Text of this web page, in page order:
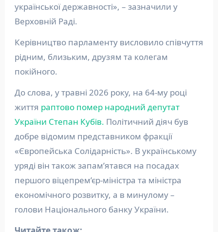
української державності», – зазначили у
Верховній Раді.
Керівництво парламенту висловило співчуття
рідним, близьким, друзям та колегам
покійного.
До слова, у травні 2026 року, на 64-му році
життя раптово помер народний депутат
України Степан Кубів. Політичний діяч був
добре відомим представником фракції
«Європейська Солідарність». В українському
уряді він також запам’ятався на посадах
першого віцепрем’єр-міністра та міністра
економічного розвитку, а в минулому –
голови Національного банку України.